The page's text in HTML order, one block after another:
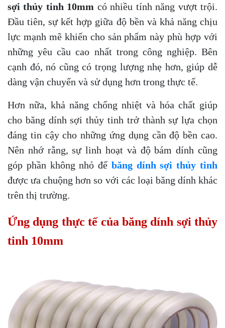
sợi thủy tinh 10mm có nhiều tính năng vượt trội.
Đầu tiên, sự kết hợp giữa độ bền và khả năng chịu
lực mạnh mẽ khiến cho sản phẩm này phù hợp với
những yêu cầu cao nhất trong công nghiệp. Bên
cạnh đó, nó cũng có trọng lượng nhẹ hơn, giúp dễ
dàng vận chuyển và sử dụng hơn trong thực tế.
Hơn nữa, khả năng chống nhiệt và hóa chất giúp
cho băng dính sợi thủy tinh trở thành sự lựa chọn
đáng tin cậy cho những ứng dụng cần độ bền cao.
Nên nhớ rằng, sự linh hoạt và độ bám dính cũng
góp phần không nhỏ để băng dính sợi thủy tinh
được ưa chuộng hơn so với các loại băng dính khác
trên thị trường.
Ứng dụng thực tế của băng dính sợi thủy
tinh 10mm